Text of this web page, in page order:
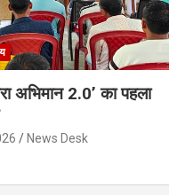
अभिमान 2.0’ का पहला
News Desk